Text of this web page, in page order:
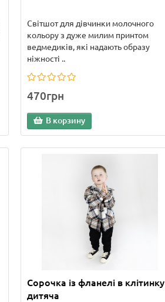
Світшот для дівчинки молочного
кольору з дуже милим принтом
ведмедиків, які надають образу
ніжності ..
470грн
В корзину
Сорочка із фланелі в клітинку
дитяча